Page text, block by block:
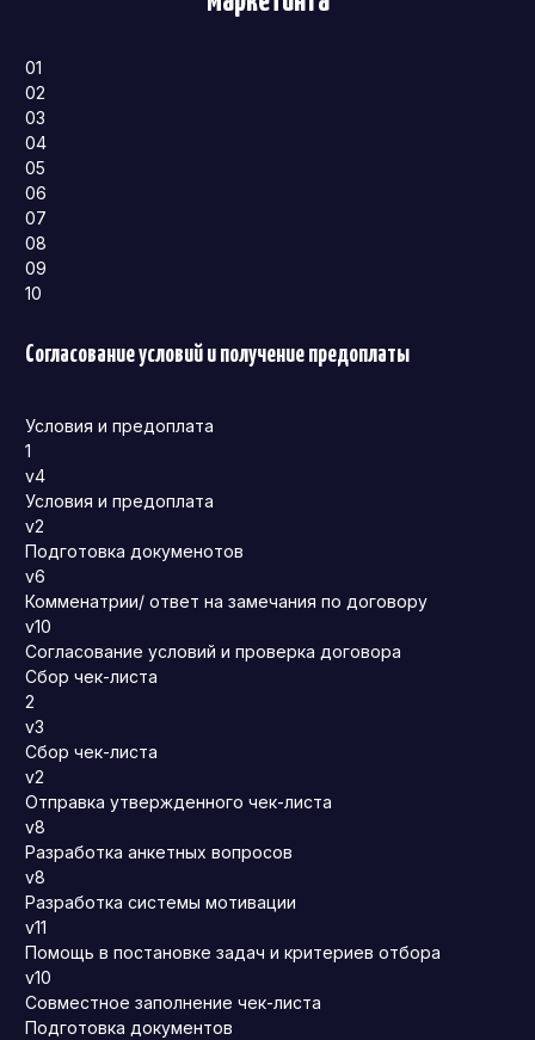
01
02
03
04
05
06
07
08
09
10
Согласование условий и получение предоплаты
Условия и предоплата
1
v4
Условия и предоплата
v2
Подготовка докуменотов
v6
Комменатрии/ ответ на замечания по договору
v10
Согласование условий и проверка договора
Сбор чек-листа
2
v3
Сбор чек-листа
v2
Отправка утвержденного чек-листа
v8
Разработка анкетных вопросов
v8
Разработка системы мотивации
v11
Помощь в постановке задач и критериев отбора
v10
Совместное заполнение чек-листа
Подготовка документов